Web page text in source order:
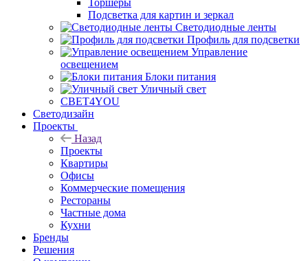
Торшеры
Подсветка для картин и зеркал
Светодиодные ленты
Профиль для подсветки
Управление
освещением
Блоки питания
Уличный свет
СВЕТ4YOU
Светодизайн
Проекты
Назад
Проекты
Квартиры
Офисы
Коммерческие помещения
Рестораны
Частные дома
Кухни
Бренды
Решения